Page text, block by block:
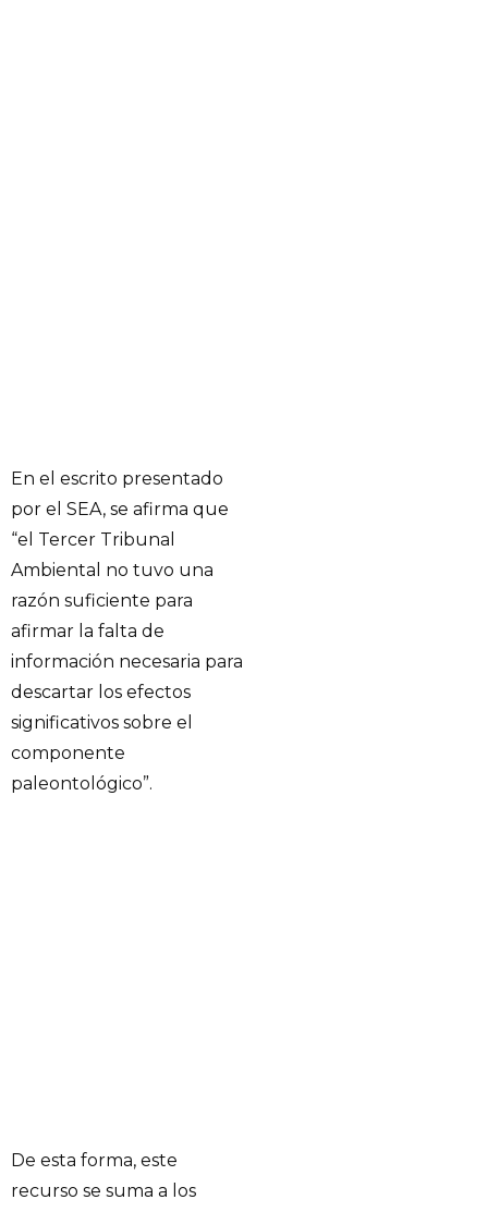
En el escrito presentado
por el SEA, se afirma que
“el Tercer Tribunal
Ambiental no tuvo una
razón suficiente para
afirmar la falta de
información necesaria para
descartar los efectos
significativos sobre el
componente
paleontológico”.
De esta forma, este
recurso se suma a los